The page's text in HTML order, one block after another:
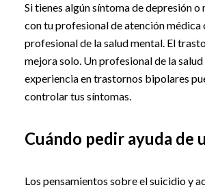
Si tienes algún síntoma de depresión o
con tu profesional de atención médica
profesional de la salud mental. El
mejora solo. Un profesional de la
experiencia en trastornos bipolares
controlar tus síntomas.
Cuándo pedir ayuda de
Los pensamientos sobre el suicidio y